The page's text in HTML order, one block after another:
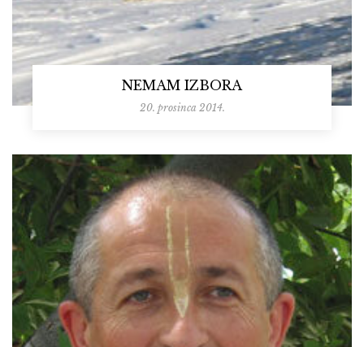
NEMAM IZBORA
20. prosinca 2014.